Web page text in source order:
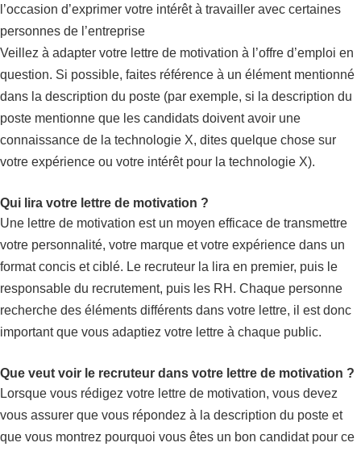
l’occasion d’exprimer votre intérêt à travailler avec certaines
personnes de l’entreprise
Veillez à adapter votre lettre de motivation à l’offre d’emploi en
question. Si possible, faites référence à un élément mentionné
dans la description du poste (par exemple, si la description du
poste mentionne que les candidats doivent avoir une
connaissance de la technologie X, dites quelque chose sur
votre expérience ou votre intérêt pour la technologie X).
Qui lira votre lettre de motivation ?
Une lettre de motivation est un moyen efficace de transmettre
votre personnalité, votre marque et votre expérience dans un
format concis et ciblé. Le recruteur la lira en premier, puis le
responsable du recrutement, puis les RH. Chaque personne
recherche des éléments différents dans votre lettre, il est donc
important que vous adaptiez votre lettre à chaque public.
Que veut voir le recruteur dans votre lettre de motivation ?
Lorsque vous rédigez votre lettre de motivation, vous devez
vous assurer que vous répondez à la description du poste et
que vous montrez pourquoi vous êtes un bon candidat pour ce